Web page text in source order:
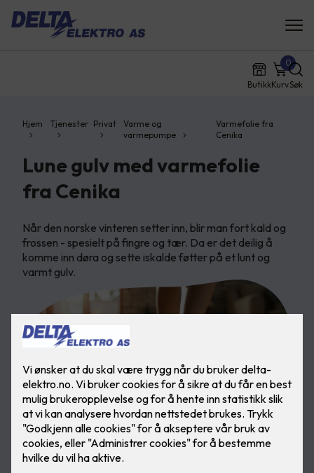
ButikkKurv
0
Søk
Hjem Tjenester Privat
Varme og
varmepumpe
Varmefolie fra
Cenika
Lune gulv med varmefolie
fra Cenika
Når den norske vinteren setter inn, blir man fort kald og
frossen - spesielt på fingre og tær. Da er det deilig å
komme inn døra og sette iskalde føtter på et lunt og
varmt gulv.